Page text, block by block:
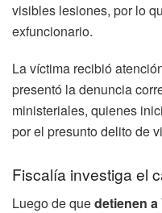
visibles lesiones, por lo
exfuncionario.
La víctima recibió
presentó la denuncia
ministeriales, quienes
por el presunto delito de
Fiscalía investiga el
Luego de quedetienen